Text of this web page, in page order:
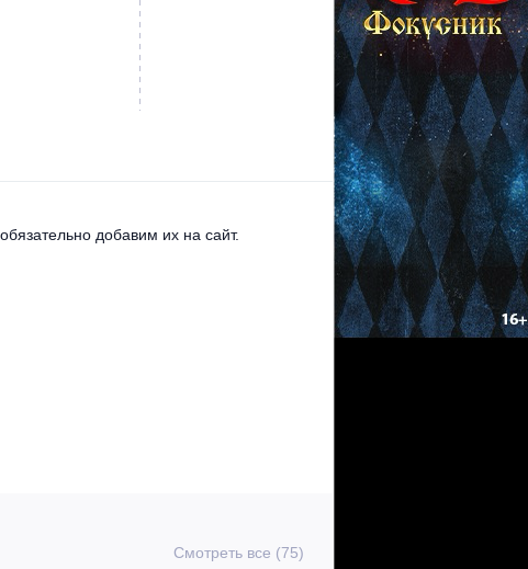
добавим их на сайт.
Смотреть все (75)